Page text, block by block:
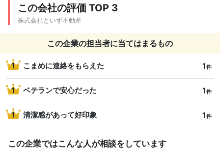
この会社の評価 TOP 3
株式会社といず不動産
この企業の担当者に当てはまるもの
1 こまめに連絡をもらえた 1件
1 ベテランで安心だった 1件
1 清潔感があって好印象 1件
この企業ではこんな人が相談をしています